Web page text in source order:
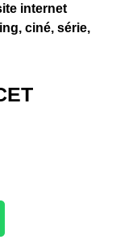
internet
ciné, série,